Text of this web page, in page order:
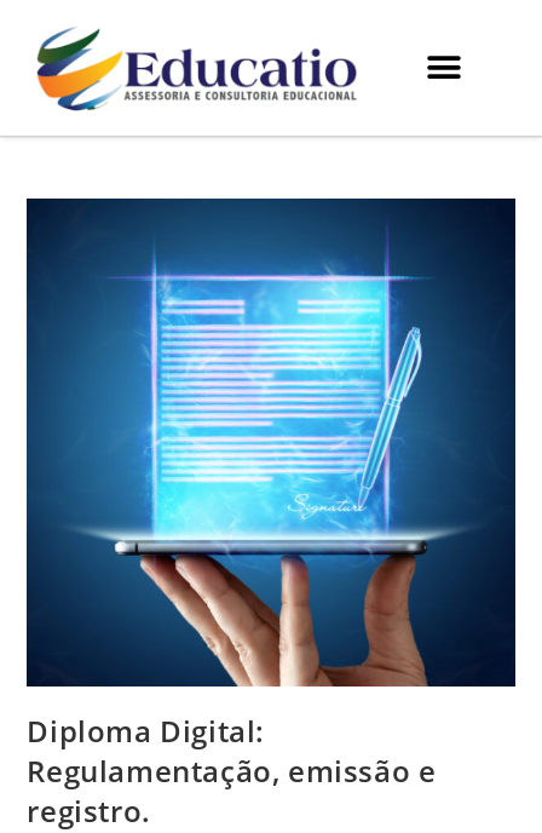
Diploma Digital:
Regulamentação, emissão e
registro.